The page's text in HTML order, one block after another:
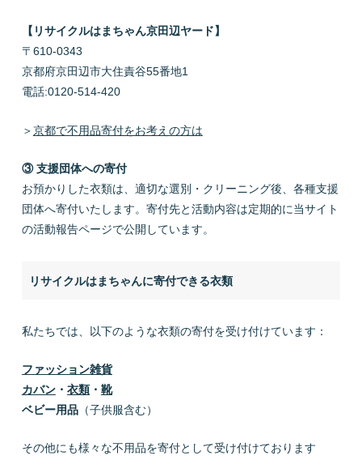
【リサイクルはまちゃん京田辺ヤード】
〒610-0343
京都府京田辺市大住責谷55番地1
電話:0120-514-420
＞京都で不用品寄付をお考えの方は
③ 支援団体への寄付
お預かりした衣類は、適切な選別・クリーニング後、各種支援
団体へ寄付いたします。寄付先と活動内容は定期的に当サイト
の活動報告ページで公開しています。
リサイクルはまちゃんに寄付できる衣類
私たちでは、以下のような衣類の寄付を受け付けています：
ファッション雑貨
カバン・ 衣類・ 靴
ベビー用品（子供服含む）
その他にも様々な不用品を寄付として受け付けております